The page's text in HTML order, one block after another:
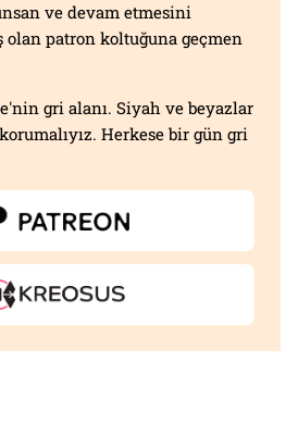
ve devam etmesini
olan patron koltuğuna geçmen
gri alanı. Siyah ve beyazlar
Herkese bir gün gri